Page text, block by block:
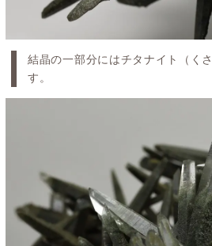
結晶の一部分にはチタナイト（く
す。